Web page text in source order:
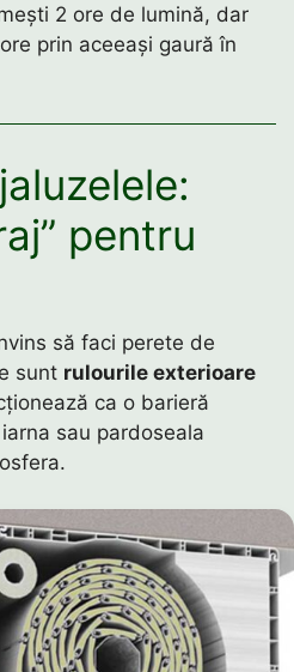
2 ore de lumină, dar
prin aceeași gaură în
pentru
să faci perete de
sunt rulourile exterioare
ca o barieră
sau pardoseala